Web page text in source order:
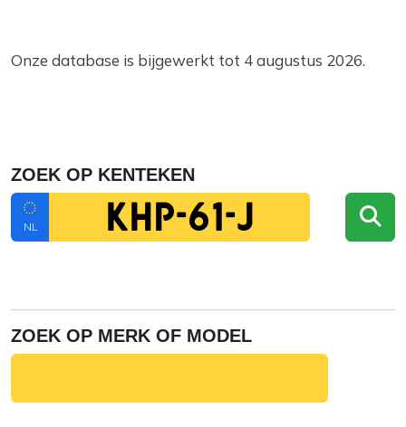
Onze database is bijgewerkt tot 4 augustus 2026.
ZOEK OP KENTEKEN
NL
ZOEK OP MERK OF MODEL